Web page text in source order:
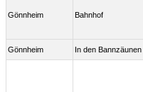
Gönnheim Bahnhof
Gönnheim
In den Bannzäunen